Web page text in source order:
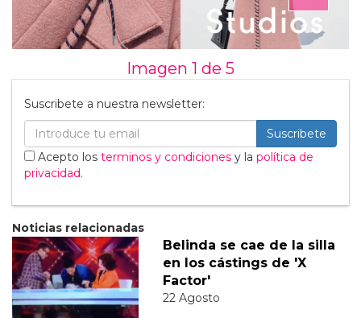
Imagen 1 de 5
Suscribete a nuestra newsletter:
Suscribete
Acepto los terminos y condiciones y la política de
privacidad.
Noticias relacionadas
Belinda se cae de la silla
en los cástings de 'X
Factor'
22 Agosto